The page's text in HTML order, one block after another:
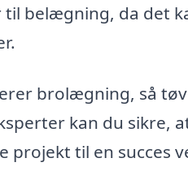
belægning, da det
brolægning, så
kan du sikre,
til en succes